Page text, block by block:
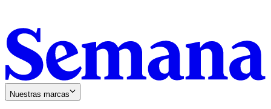
Nuestras marcas